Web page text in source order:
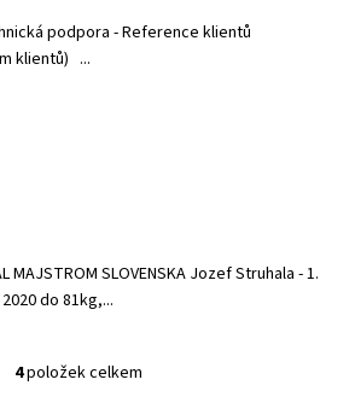
podpora - Reference klientů
klientů) ...
MAJSTROM SLOVENSKA Jozef Struhala - 1.
do 81kg,...
O
4položek celkem